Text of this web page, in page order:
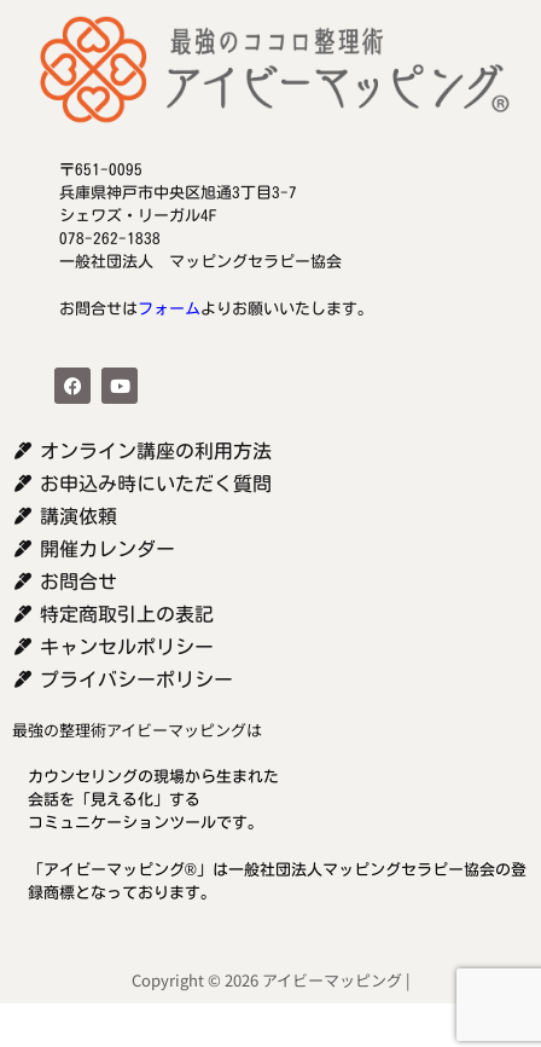
〒651-0095
兵庫県神戸市中央区旭通3丁目3-7
シェワズ・リーガル4F
078-262-1838
一般社団法人 マッピングセラピー協会
お問合せはフォームよりお願いいたします。
オンライン講座の利用方法
お申込み時にいただく質問
講演依頼
開催カレンダー
お問合せ
特定商取引上の表記
キャンセルポリシー
プライバシーポリシー
最強の整理術アイビーマッピングは
カウンセリングの現場から生まれた
会話を「見える化」する
コミュニケーションツールです。
「アイビーマッピング®」は一般社団法人マッピングセラピー協会の登
録商標となっております。
Copyright © 2026 アイビーマッピング |